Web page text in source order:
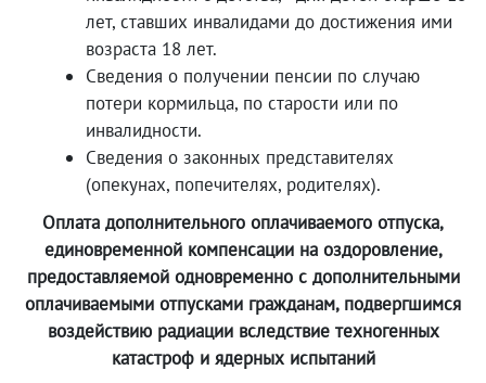
лет, ставших инвалидами до достижения ими
возраста 18 лет.
Сведения о получении пенсии по случаю
потери кормильца, по старости или по
инвалидности.
Сведения о законных представителях
(опекунах, попечителях, родителях).
Оплата дополнительного оплачиваемого отпуска,
единовременной компенсации на оздоровление,
предоставляемой одновременно с дополнительными
оплачиваемыми отпусками гражданам, подвергшимся
воздействию радиации вследствие техногенных
катастроф и ядерных испытаний